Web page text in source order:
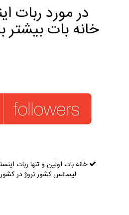
در مورد ربات
خانه بات بیشتر
خانه بات اولین و تنها ربات
لیسانس کشور نروژ در